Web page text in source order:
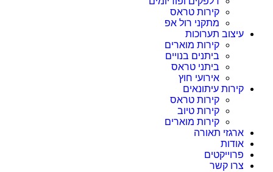
קירות טראס
מתקני רול אפ
עיצוב תערוכות
קירות מוארים
ביתנים בנויים
ביתני טראס
אירועי חוץ
קירות עיתונאים
קירות טראס
קירות טיוב
קירות מוארים
ארגזי תאורה
אודות
פרוייקטים
צרו קשר